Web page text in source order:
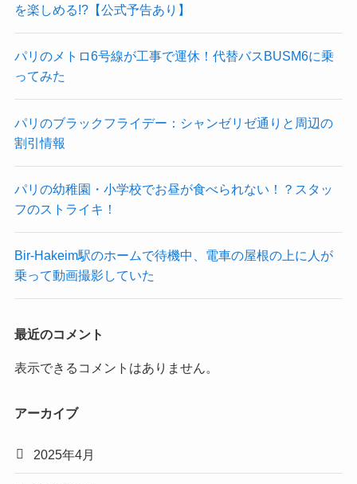
を楽しめる!?【公式予告あり】
パリのメトロ6号線が工事で運休！代替バスBUSM6に乗
ってみた
パリのブラックフライデー：シャンゼリゼ通りと周辺の
割引情報
パリの幼稚園・小学校でお昼が食べられない！？スタッ
フのストライキ！
Bir-Hakeim駅のホームで待機中、電車の屋根の上に人が
乗って動画撮影していた
最近のコメント
表示できるコメントはありません。
アーカイブ
2025年4月